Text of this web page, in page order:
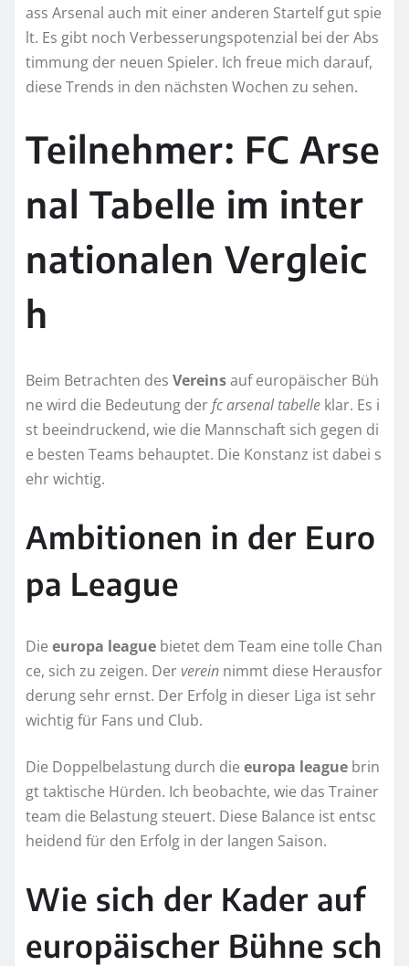
ass Arsenal auch mit einer anderen Startelf gut spie
lt. Es gibt noch Verbesserungspotenzial bei der Abs
timmung der neuen Spieler. Ich freue mich darauf,
diese Trends in den nächsten Wochen zu sehen.
Teilnehmer: FC Arse
nal Tabelle im inter
nationalen Vergleic
h
Beim Betrachten des Vereinsauf europäischer Büh
ne wird die Bedeutung derfc arsenal tabelle klar. Es i
st beeindruckend, wie die Mannschaft sich gegen di
e besten Teams behauptet. Die Konstanz ist dabei s
ehr wichtig.
Ambitionen in der Euro
pa League
Die europa league bietet dem Team eine tolle Chan
ce, sich zu zeigen. Derverein nimmt diese Herausfor
derung sehr ernst. Der Erfolg in dieser Liga ist sehr
wichtig für Fans und Club.
Die Doppelbelastung durch die europa league brin
gt taktische Hürden. Ich beobachte, wie das Trainer
team die Belastung steuert. Diese Balance ist entsc
heidend für den Erfolg in der langen Saison.
Wie sich der Kader auf
europäischer Bühne sch